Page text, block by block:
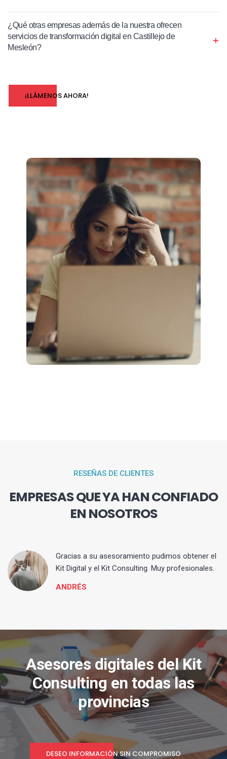
¿Qué otras empresas además de la nuestra ofrecen
servicios de transformación digital en Castillejo de
Mesleón?
¡LLÁMENOS AHORA!
RESEÑAS DE CLIENTES
EMPRESAS QUE YA HAN CONFIADO
EN NOSOTROS
Gracias a su asesoramiento pudimos obtener el
Kit Digital y el Kit Consulting. Muy profesionales.
ANDRÉS
Asesores digitales del Kit
Consulting en todas las
provincias
DESEO INFORMACIÓN SIN COMPROMISO